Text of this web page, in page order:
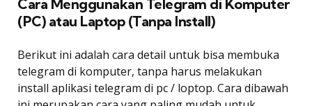
Cara Menggunakan Telegram di Komputer
(PC) atau Laptop (Tanpa Install)
Berikut ini adalah cara detail untuk bisa membuka
telegram di komputer, tanpa harus melakukan
install aplikasi telegram di pc / loptop. Cara dibawah